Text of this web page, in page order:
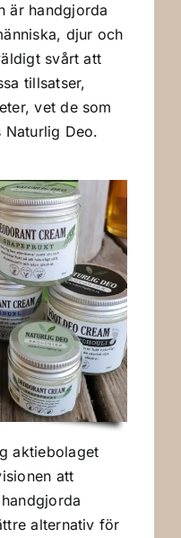
är handgjorda
djur och
svårt att
tillsatser,
vet de som
Deo.
aktiebolaget
att
alternativ för